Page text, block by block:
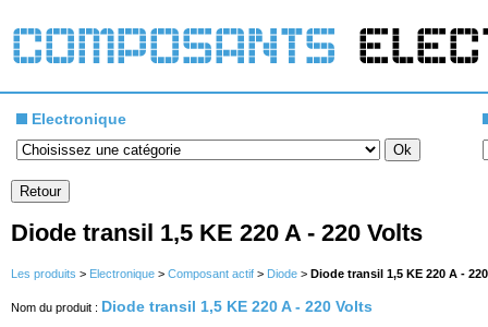
Electronique
Diode transil 1,5 KE 220 A - 220 Volts
Les produits > Electronique > Composant actif > Diode > Diode transil 1,5 KE 220 A -
Nom du produit : Diode transil 1,5 KE 220 A - 220 Volts